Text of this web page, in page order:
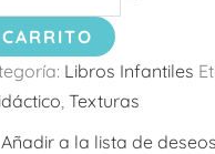
Libros Infantiles
Texturas
Añadir a la lista de deseos